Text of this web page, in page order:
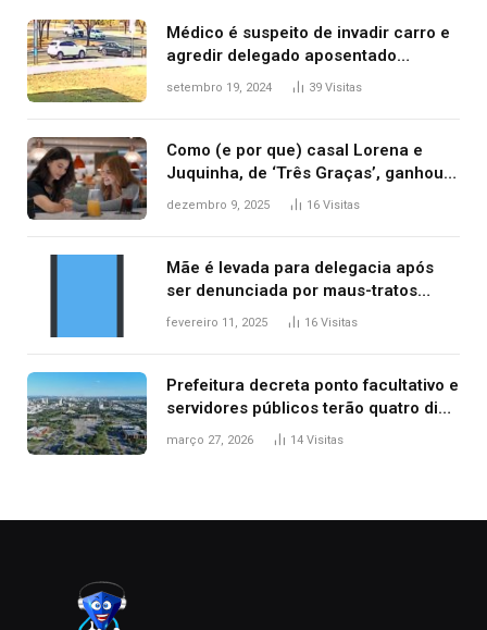
Médico é suspeito de invadir carro e
agredir delegado aposentado
durante confusão no trânsito
setembro 19, 2024 39 Visitas
Como (e por que) casal Lorena e
Juquinha, de ‘Três Graças’, ganhou
repercussão internacional
dezembro 9, 2025 16 Visitas
Mãe é levada para delegacia após
ser denunciada por maus-tratos
contra dois filhos, diz polícia
fevereiro 11, 2025 16 Visitas
Prefeitura decreta ponto facultativo e
servidores públicos terão quatro dias
de folga na Semana Santa
março 27, 2026 14 Visitas